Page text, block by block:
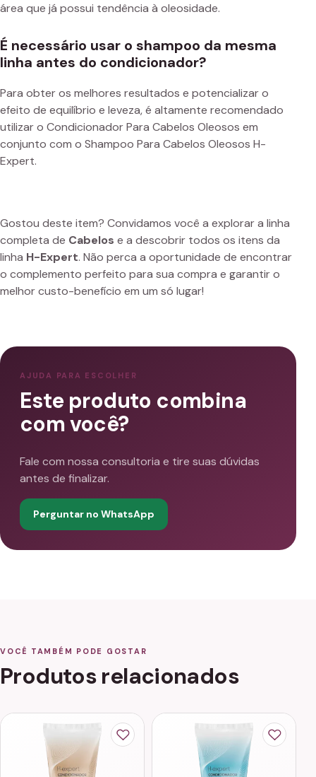
área que já possui tendência à oleosidade.
É necessário usar o shampoo da mesma
linha antes do condicionador?
Para obter os melhores resultados e potencializar o
efeito de equilíbrio e leveza, é altamente recomendado
utilizar o Condicionador Para Cabelos Oleosos em
conjunto com o Shampoo Para Cabelos Oleosos H-
Expert.
Gostou deste item? Convidamos você a explorar a linha
completa de Cabelos e a descobrir todos os itens da
linha H-Expert. Não perca a oportunidade de encontrar
o complemento perfeito para sua compra e garantir o
melhor custo-benefício em um só lugar!
AJUDA PARA ESCOLHER
Este produto combina
com você?
Fale com nossa consultoria e tire suas dúvidas
antes de finalizar.
Perguntar no WhatsApp
VOCÊ TAMBÉM PODE GOSTAR
Produtos relacionados